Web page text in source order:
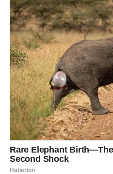
NAJVEĆI RAZLOG
UPRAVO VAMA
Ribe su apsolutni favoriti
pokazuju da se približava
ogromnu radost i osjećaj da
svoje mjesto.
Može se raditi o ljubavi,
koju dugo nosite u srcu. Ono
jeste da će vas vijest zateći
prestali očekivati da će se